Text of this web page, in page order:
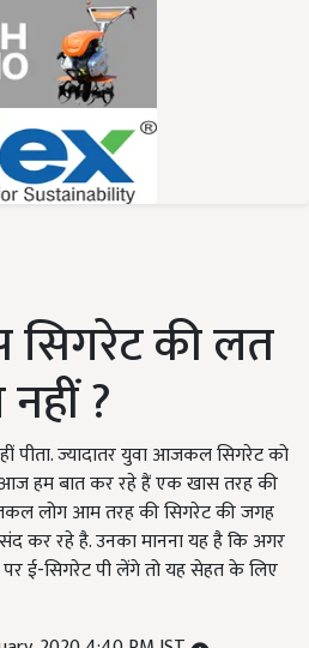
की लत
?
ज्यादातर युवा आजकल सिगरेट को
हम बात कर रहे हैं एक खास तरह की
लोग आम तरह की सिगरेट की जगह
कर रहे है. उनका मानना यह है कि अगर
ई-सिगरेट पी लेंगे तो यह सेहत के लिए